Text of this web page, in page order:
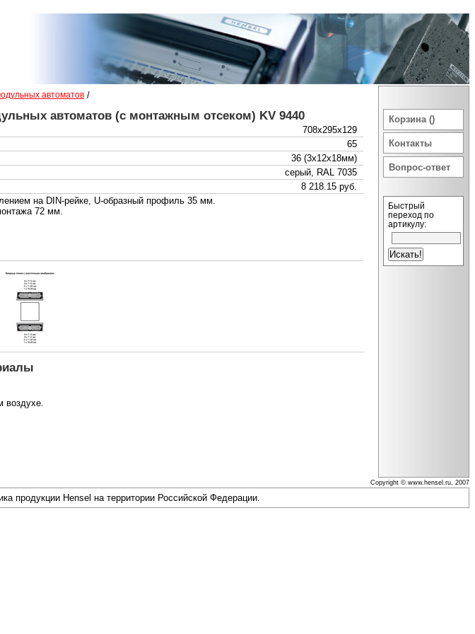
автоматов /
автоматов (с монтажным отсеком) KV 9440
708x295x129
65
36 (3x12x18мм)
серый, RAL 7035
8 218.15 руб.
на DIN-рейке, U-образный профиль 35 мм.
72 мм.
воздухе.
Корзина ()
Контакты
Вопрос-ответ
Быстрый
переход по
артикулу:
Copyright © www.hensel.ru, 2007
продукции Hensel на территории Российской Федерации.